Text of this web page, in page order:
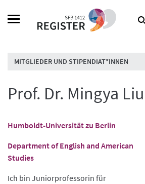
Suche
MITGLIEDER UND STIPENDIAT*INNEN
Prof. Dr. Mingya Liu
Humboldt-Universität zu Berlin
Department of English and American
Studies
Ich bin Juniorprofessorin für